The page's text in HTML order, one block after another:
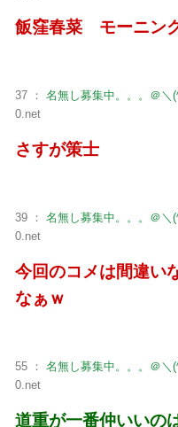
飯窪春菜 モーニン
37 ： 名無し募集中。。。＠＼
0.net
さすが策士
39 ： 名無し募集中。。。＠＼
0.net
今回のコメは間違い
なぁｗ
55 ： 名無し募集中。。。＠＼
0.net
道重が一番仲いいの